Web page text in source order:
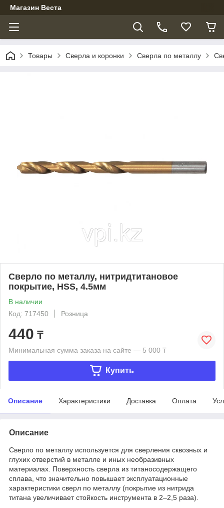
Магазин Веста
Товары Сверла и коронки Сверла по металлу
Сверло по металлу, нитридтитановое
покрытие, HSS, 4.5мм
В наличии
Код: 717450
Розница
440 ₸
Минимальная сумма заказа на сайте — 5 000 ₸
Купить
Описание Характеристики Доставка Оплата
Описание
Сверло по металлу используется для сверления сквозных и
глухих отверстий в металле и иных необразивных
материалах. Поверхность сверла из титаносодержащего
сплава, что значительно повышает эксплуатационные
характеристики сверл по металлу (покрытие из нитрида
титана увеличивает стойкость инструмента в 2–2,5 раза).